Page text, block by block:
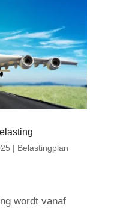
| Belastingplan
wordt vanaf